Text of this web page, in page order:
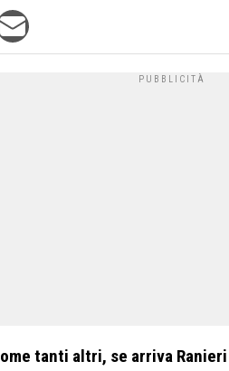
tanti altri, se arriva